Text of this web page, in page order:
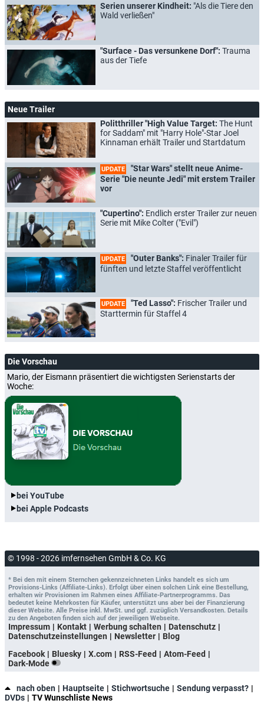
Serien unserer Kindheit: "Als die Tiere den
Wald verließen"
"Surface - Das versunkene Dorf": Trauma
aus der Tiefe
Neue Trailer
Politthriller "High Value Target: The Hunt
for Saddam" mit "Harry Hole"-Star Joel
Kinnaman erhält Trailer und Startdatum
UPDATE
"Star Wars" stellt neue Anime-
Serie "Die neunte Jedi" mit erstem Trailer
vor
"Cupertino": Endlich erster Trailer zur neuen
Serie mit Mike Colter ("Evil")
UPDATE "Outer Banks": Finaler Trailer für
fünften und letzte Staffel veröffentlicht
UPDATE "Ted Lasso": Frischer Trailer und
Starttermin für Staffel 4
Die Vorschau
Mario, der Eismann präsentiert die wichtigsten Serienstarts der
Woche:
bei YouTube
bei Apple Podcasts
© 1998 - 2026 imfernsehen GmbH & Co. KG
* Bei den mit einem Sternchen gekennzeichneten Links handelt es sich um
Provisions-Links (Affiliate-Links). Erfolgt über einen solchen Link eine Bestellung,
erhalten wir Provisionen im Rahmen eines Affiliate-Partnerprogramms. Das
bedeutet keine Mehrkosten für Käufer, unterstützt uns aber bei der Finanzierung
dieser Website. Alle Preise inkl. MwSt. und ggf. zuzüglich Versandkosten. Details
zu den Angeboten finden sich auf der jeweiligen Webseite.
Impressum Kontakt Werbung schalten
Datenschutz
Datenschutzeinstellungen
Newsletter
Blog
Facebook
Bluesky X.com RSS-Feed
Atom-Feed
Dark-Mode
nach oben Hauptseite Stichwortsuche
Sendung verpasst?
DVDs
TV Wunschliste News